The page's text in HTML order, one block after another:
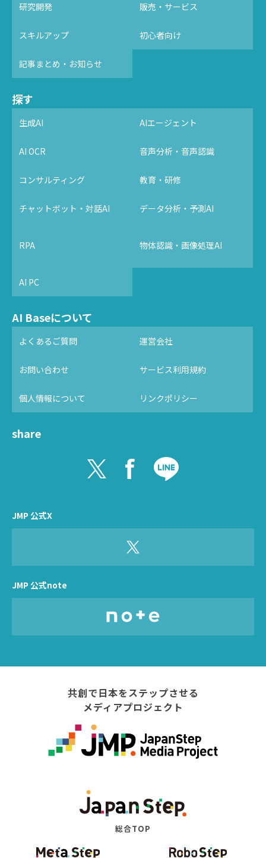
研究開発 販売・サービス
スキルアップ 初心者向け
記事まとめ・お知らせ
探す
生成AI AIエージェント
AI OCR 音声分析・音声認識
コンサルティング 教育・研修
チャットボット・対話AI データ分析・予測AI
RPA 物体認識・画像処理AI
AI PC
AI Baseについて
よくあるご質問 運営会社
お問い合わせ サービス利用規約
個人情報について リンクポリシー
share
JMP 公式X
JMP 公式note
共創で日本をステップさせる
メディアプロジェクト
総合TOP